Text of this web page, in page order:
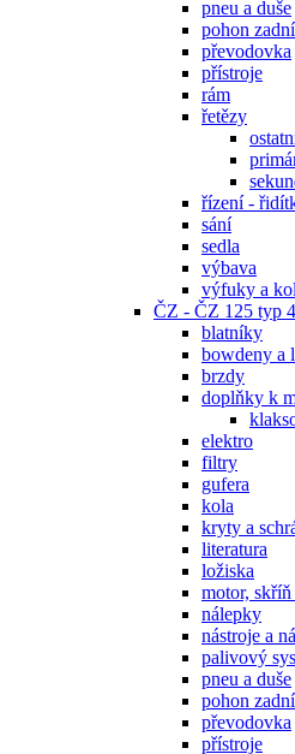
pneu a duše
pohon
převodovka
přístroje
rám
řetězy
řízení -
sání
sedla
výbava
výfuky a
ČZ - ČZ 125 typ
blatníky
bowdeny a
brzdy
doplňky k
elektro
filtry
gufera
kola
kryty a
literatura
ložiska
motor,
nálepky
nástroje a
palivový
pneu a duše
pohon
převodovka
přístroje